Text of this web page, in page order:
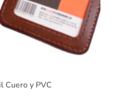
Cuero y PVC